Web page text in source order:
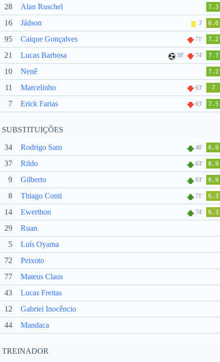
28 Alan Ruschel 7.3
16 Jádson 3' 6.6
95 Caique Gonçalves 71' 7.2
21 Lucas Barbosa 38' 74' 7.7
10 Nenê 7.2
11 Marcelinho 63' 7
7 Erick Farias 63' 7.5
SUBSTITUIÇÕES
34 Rodrigo Sam 46' 6.9
37 Rildo 63' 6.9
9 Gilberto 63' 6.9
8 Thiago Conti 71' 6.3
14 Ewerthon 74' 6.3
29
Ruan
5
Luís Oyama
72
Peixoto
77
Mateus Claus
43
Lucas Freitas
12
Gabriel Inocêncio
44
Mandaca
TREINADOR